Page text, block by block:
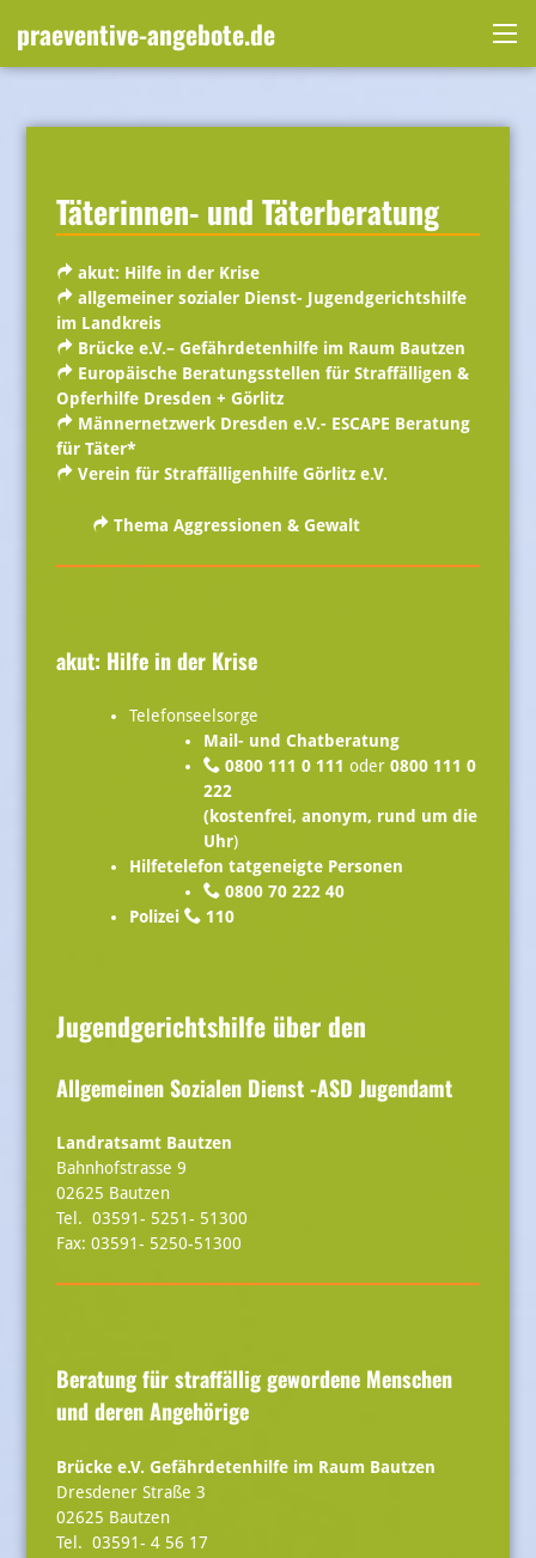
praeventive-angebote.de
Täterinnen- und Täterberatung
akut: Hilfe in der Krise
allgemeiner sozialer Dienst- Jugendgerichtshilfe
im Landkreis
Brücke e.V.– Gefährdetenhilfe im Raum Bautzen
Europäische Beratungsstellen für Straffälligen &
OpferhilfeDresden + Görlitz
Männernetzwerk Dresden e.V.- ESCAPE Beratung
für Täter*
Verein für Straffälligenhilfe Görlitz e.V.
Thema Aggressionen & Gewalt
akut: Hilfe in der Krise
Telefonseelsorge
Mail- und Chatberatung
0800 111 0 111 oder 0800 111 0
222
(kostenfrei, anonym, rund um die
Uhr)
Hilfetelefon tatgeneigte Personen
0800 70 222 40
Polizei
110
Jugendgerichtshilfe über den
Allgemeinen Sozialen Dienst -ASD Jugendamt
Landratsamt Bautzen
Bahnhofstrasse 9
02625 Bautzen
Tel. 03591- 5251- 51300
Fax: 03591- 5250-51300
Beratung für straffällig gewordene Menschen
und deren Angehörige
Brücke e.V. Gefährdetenhilfe im Raum Bautzen
Dresdener Straße 3
02625 Bautzen
Tel. 03591- 4 56 17